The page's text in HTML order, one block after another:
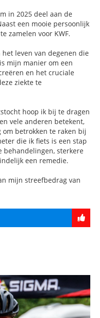
in 2025 deel aan de
een mooie persoonlijk
zamelen voor KWF.
leven van degenen die
mijn manier om een
en het cruciale
ziekte te
hoop ik bij te dragen
vele anderen betekent,
betrokken te raken bij
die ik fiets is een stap
sterkere
een remedie.
mijn streefbedrag van